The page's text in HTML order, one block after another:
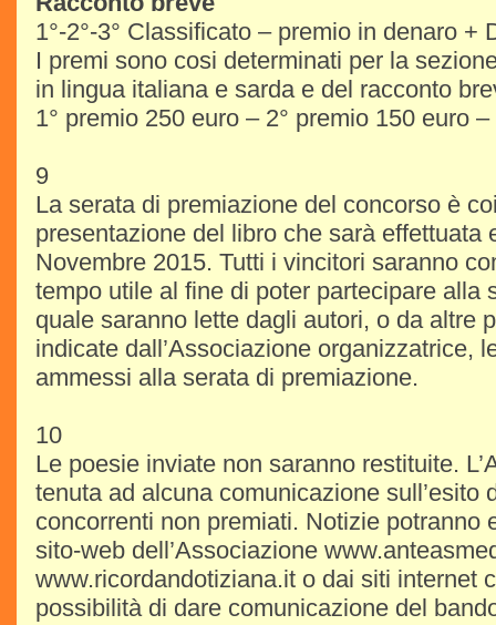
1°-2°-3° Classificato – premio in denaro +
I premi sono cosi determinati per la
in lingua italiana e sarda e del racconto
1° premio 250 euro – 2° premio 150 euro
9
La serata di premiazione del concorso è
presentazione del libro che sarà effettuata
Novembre 2015. Tutti i vincitori saranno
tempo utile al fine di poter partecipare alla
quale saranno lette dagli autori, o da altre
indicate dall’Associazione organizzatrice,
ammessi alla serata di premiazione.
10
Le poesie inviate non saranno restituite.
tenuta ad alcuna comunicazione sull’esito
concorrenti non premiati. Notizie potranno
sito-web dell’Associazione
www.ricordandotiziana.it o dai siti internet
possibilità di dare comunicazione del